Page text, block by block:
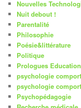
Nouvelles
Nuit debout !
Parentalité
Philosophie
Poésie&littérature
Politique
Prologues Education
psychologie
psychologie
Psychopédagogie